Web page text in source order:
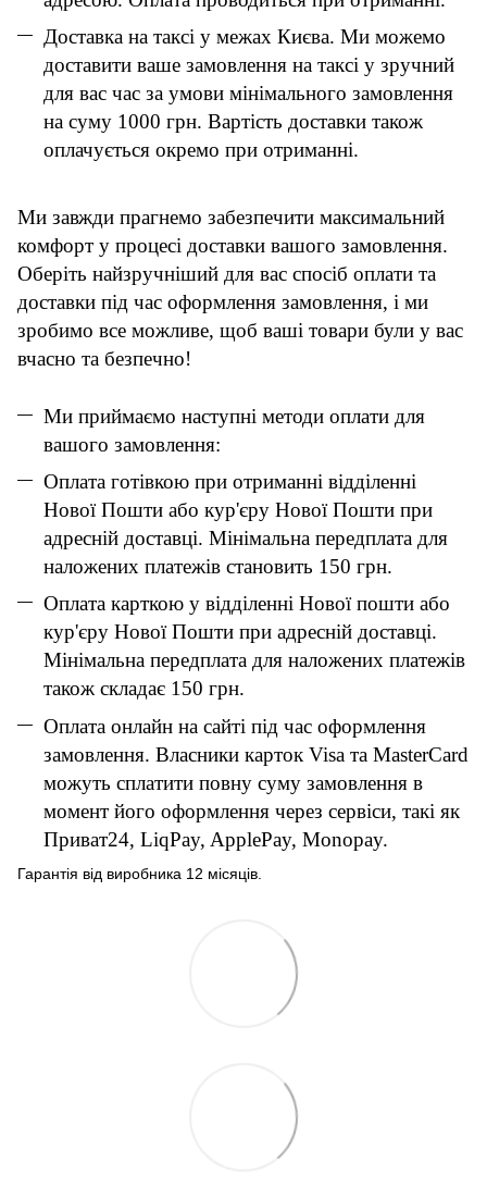
Доставка на таксі у межах Києва. Ми можемо
доставити ваше замовлення на таксі у зручний
для вас час за умови мінімального замовлення
на суму 1000 грн. Вартість доставки також
оплачується окремо при отриманні.
Ми завжди прагнемо забезпечити максимальний
комфорт у процесі доставки вашого замовлення.
Оберіть найзручніший для вас спосіб оплати та
доставки під час оформлення замовлення, і ми
зробимо все можливе, щоб ваші товари були у вас
вчасно та безпечно!
Ми приймаємо наступні методи оплати для
вашого замовлення:
Оплата готівкою при отриманні відділенні
Нової Пошти або кур'єру Нової Пошти при
адресній доставці. Мінімальна передплата для
наложених платежів становить 150 грн.
Оплата карткою у відділенні Нової пошти або
кур'єру Нової Пошти при адресній доставці.
Мінімальна передплата для наложених платежів
також складає 150 грн.
Оплата онлайн на сайті під час оформлення
замовлення. Власники карток Visa та MasterCard
можуть сплатити повну суму замовлення в
момент його оформлення через сервіси, такі як
Приват24, LiqPay, ApplePay, Monopay.
Гарантія від виробника 12 місяців.